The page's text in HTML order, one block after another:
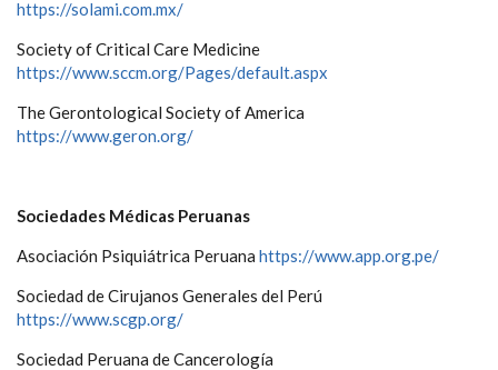
https://solami.com.mx/
Society of Critical Care Medicine
https://www.sccm.org/Pages/default.aspx
The Gerontological Society of America
https://www.geron.org/
Sociedades Médicas Peruanas
Asociación Psiquiátrica Peruana https://www.app.org.pe/
Sociedad de Cirujanos Generales del Perú
https://www.scgp.org/
Sociedad Peruana de Cancerología